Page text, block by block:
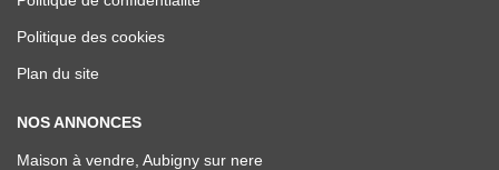
Politique des cookies
Plan du site
NOS ANNONCES
Maison à vendre, Aubigny sur nere